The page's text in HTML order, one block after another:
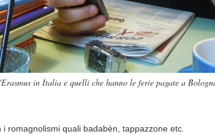
in Italia e quelli che hanno le ferie pagate a
romagnolismi quali badabèn, tappazzone etc.